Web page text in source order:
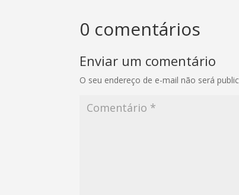
0 comentários
Enviar um comentário
O seu endereço de e-mail não será